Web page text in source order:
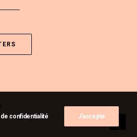
confidentialité J'accepte